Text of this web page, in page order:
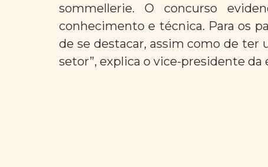
sommellerie. O concurso
conhecimento e técnica. Para os
de se destacar, assim como de ter
setor”, explica o vice-presidente